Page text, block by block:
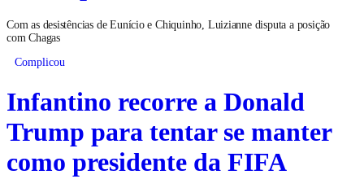
Com as desistências de Eunício e Chiquinho, Luizianne disputa a posição
com Chagas
Complicou
Infantino recorre a Donald
Trump para tentar se manter
como presidente da FIFA